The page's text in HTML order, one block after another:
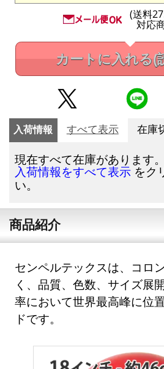
(送料
対応
カートに入れる(
入荷情報 すべて表示 在庫
現在すべて在庫があります。
入荷情報をすべて表示 をク
い。
商品紹介
センペルテックスは、コロ
く、品質、色数、サイズ展
率において世界最高峰に位
ドです。